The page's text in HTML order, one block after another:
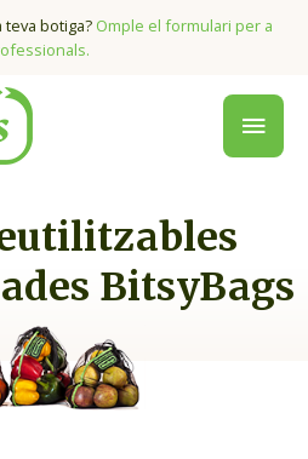
teva botiga? Omple el formulari per a
BitsyBags